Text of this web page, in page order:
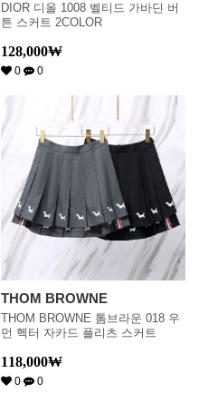
DIOR 디올 1008 벨티드 가바딘 버
튼 스커트 2COLOR
128,000₩
0 0
THOM BROWNE
THOM BROWNE 톰브라운 018 우
먼 헥터 자카드 플리츠 스커트
118,000₩
0 0